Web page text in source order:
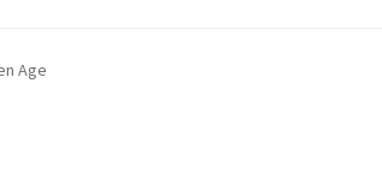
Age